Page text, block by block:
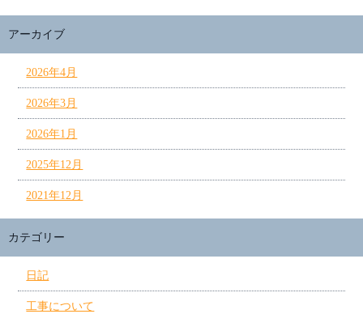
アーカイブ
2026年4月
2026年3月
2026年1月
2025年12月
2021年12月
カテゴリー
日記
工事について